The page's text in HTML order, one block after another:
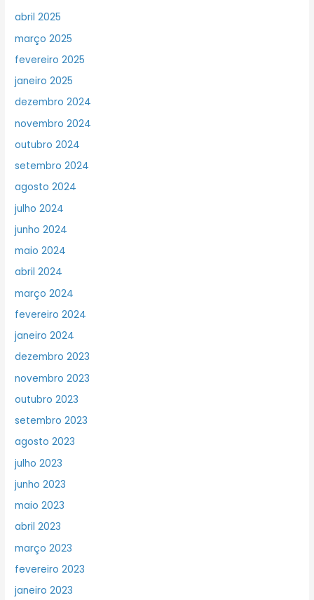
abril 2025
março 2025
fevereiro 2025
janeiro 2025
dezembro 2024
novembro 2024
outubro 2024
setembro 2024
agosto 2024
julho 2024
junho 2024
maio 2024
abril 2024
março 2024
fevereiro 2024
janeiro 2024
dezembro 2023
novembro 2023
outubro 2023
setembro 2023
agosto 2023
julho 2023
junho 2023
maio 2023
abril 2023
março 2023
fevereiro 2023
janeiro 2023